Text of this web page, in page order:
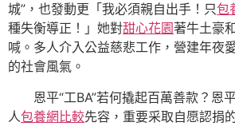
城”，也發動更「我必須親自出手！只包
種失衡導正！」她對甜心花園著牛土豪
喊。多人介入公益慈悲工作，營建年夜
的社會風氣。
恩平“工BA”若何撬起百萬善款？恩
人包養網比較先容，重要采取自愿認捐